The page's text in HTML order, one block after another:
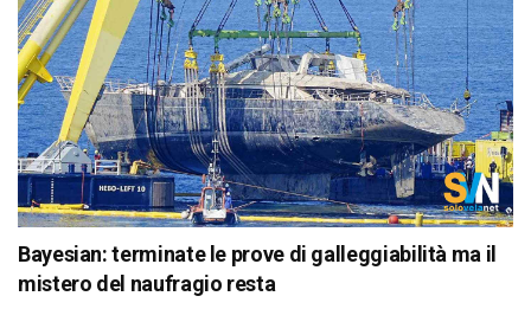
Bayesian: terminate le prove di galleggiabilità ma il
mistero del naufragio resta